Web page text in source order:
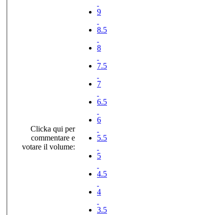
Clicka qui per
commentare e
votare il volume:
9
8.5
8
7.5
7
6.5
6
5.5
5
4.5
4
3.5